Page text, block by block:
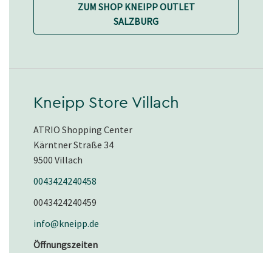
ZUM SHOP KNEIPP OUTLET
SALZBURG
Kneipp Store Villach
ATRIO Shopping Center
Kärntner Straße 34
9500 Villach
0043424240458
0043424240459
info@kneipp.de
Öffnungszeiten